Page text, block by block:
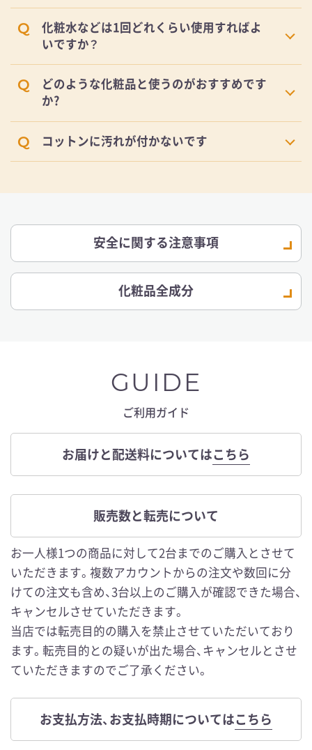
化粧水などは1回どれくらい使用すればよ
いですか？
どのような化粧品と使うのがおすすめです
か?
コットンに汚れが付かないです
安全に関する注意事項
化粧品全成分
GUIDE
ご利用ガイド
お届けと配送料についてはこちら
販売数と転売について
お一人様1つの商品に対して2台までのご購入とさせて
いただきます。複数アカウントからの注文や数回に分
けての注文も含め、3台以上のご購入が確認できた場合、
キャンセルさせていただきます。
当店では転売目的の購入を禁止させていただいており
ます。転売目的との疑いが出た場合、キャンセルとさせ
ていただきますのでご了承ください。
お支払方法、お支払時期についてはこちら